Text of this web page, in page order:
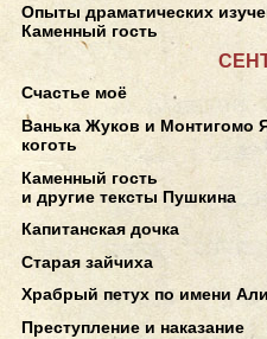
Опыты драматических
Каменный гость
Счастье моё
Ванька Жуков и Монтигомо
коготь
Каменный гость
и другие тексты Пушкина
Капитанская дочка
Старая зайчиха
Храбрый петух по имени
Преступление и наказание